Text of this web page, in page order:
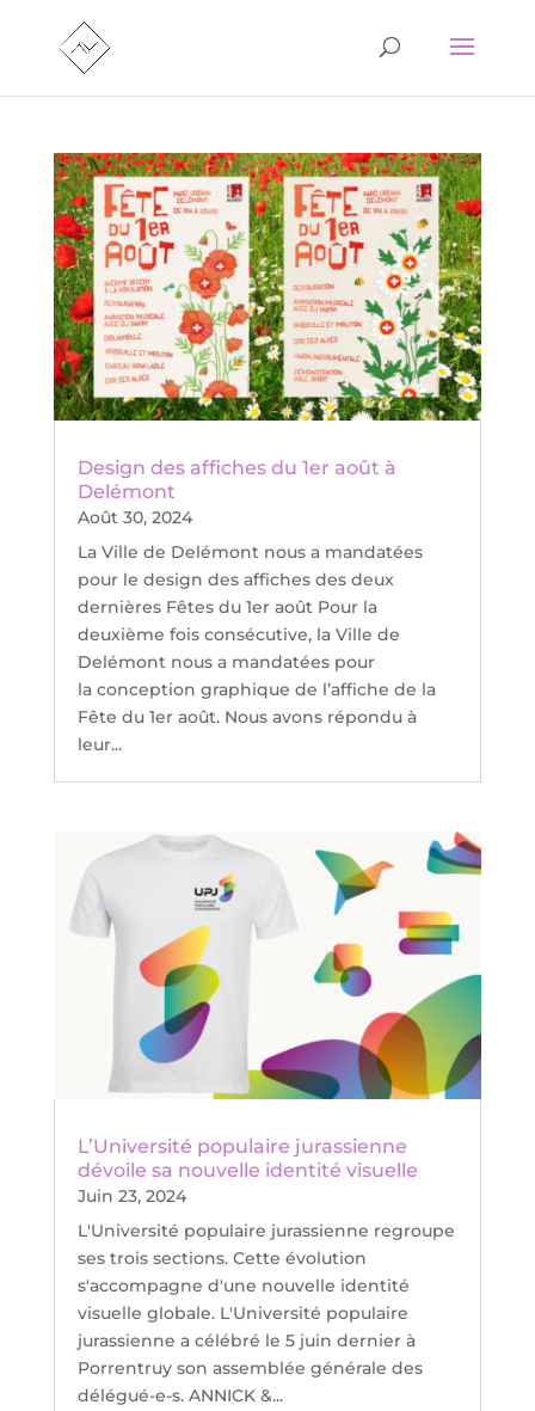
Design des affiches du 1er août à
Delémont
Août 30, 2024
La Ville de Delémont nous a mandatées
pour le design des affiches des deux
dernières Fêtes du 1er août Pour la
deuxième fois consécutive, la Ville de
Delémont nous a mandatées pour
la conception graphique de l’affiche de la
Fête du 1er août. Nous avons répondu à
leur...
L’Université populaire jurassienne
dévoile sa nouvelle identité visuelle
Juin 23, 2024
L'Université populaire jurassienne regroupe
ses trois sections. Cette évolution
s'accompagne d'une nouvelle identité
visuelle globale. L'Université populaire
jurassienne a célébré le 5 juin dernier à
Porrentruy son assemblée générale des
délégué-e-s. ANNICK &...